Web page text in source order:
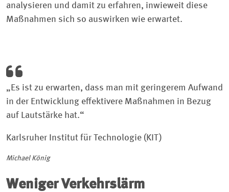
analysieren und damit zu erfahren, inwieweit diese
Maßnahmen sich so auswirken wie erwartet.
„Es ist zu erwarten, dass man mit geringerem Aufwand
in der Entwicklung effektivere Maßnahmen in Bezug
auf Lautstärke hat.“
Karlsruher Institut für Technologie (KIT)
Michael König
Weniger Verkehrslärm